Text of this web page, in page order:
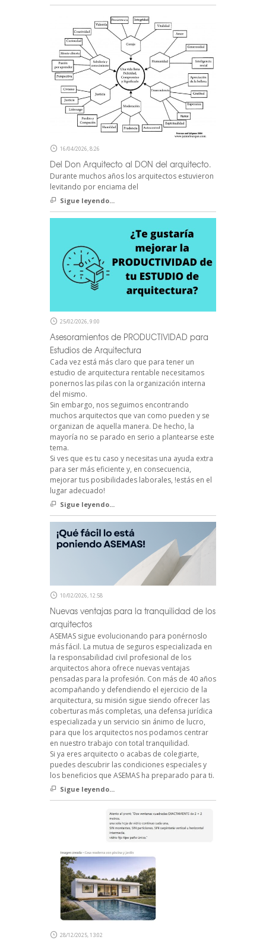
16/04/2026, 8:26
Del Don Arquitecto al DON del arquitecto.
Durante muchos años los arquitectos estuvieron
levitando por enciama del
Sigue leyendo...
25/02/2026, 9:00
Asesoramientos de PRODUCTIVIDAD para
Estudios de Arquitectura
Cada vez está más claro que para tener un
estudio de arquitectura rentable necesitamos
ponernos las pilas con la organización interna
del mismo.
Sin embargo, nos seguimos encontrando
muchos arquitectos que van como pueden y se
organizan de aquella manera. De hecho, la
mayoría no se parado en serio a plantearse este
tema.
Si ves que es tu caso y necesitas una ayuda extra
para ser más eficiente y, en consecuencia,
mejorar tus posibilidades laborales, !estás en el
lugar adecuado!
Sigue leyendo...
10/02/2026, 12:58
Nuevas ventajas para la tranquilidad de los
arquitectos
ASEMAS sigue evolucionando para ponérnoslo
más fácil. La mutua de seguros especializada en
la responsabilidad civil profesional de los
arquitectos ahora ofrece nuevas ventajas
pensadas para la profesión. Con más de 40 años
acompañando y defendiendo el ejercicio de la
arquitectura, su misión sigue siendo ofrecer las
coberturas más completas, una defensa jurídica
especializada y un servicio sin ánimo de lucro,
para que los arquitectos nos podamos centrar
en nuestro trabajo con total tranquilidad.
Si ya eres arquitecto o acabas de colegiarte,
puedes descubrir las condiciones especiales y
los beneficios que ASEMAS ha preparado para ti.
Sigue leyendo...
28/12/2025, 13:02